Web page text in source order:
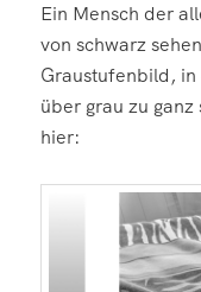
Ein Mensch der
von schwarz
Graustufenbild,
über grau zu
hier: